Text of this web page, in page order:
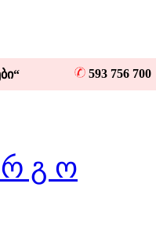
593 756
რ გ ო